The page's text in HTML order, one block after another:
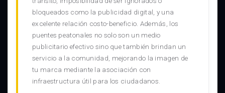
bloqueados como la publicidad digital, y una
excelente relación costo-beneficio. Además, los
puentes peatonales no solo son un medio
publicitario efectivo sino que también brindan un
servicio a la comunidad, mejorando la imagen de
tu marca mediante la asociación con
infraestructura útil para los ciudadanos.